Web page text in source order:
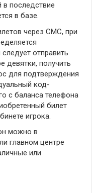
в последствие
в базе.
через СМС, при
отправить
девятки, получить
для подтверждения
код-
с баланса телефона
билет
игрока.
можно в
главном центре
или